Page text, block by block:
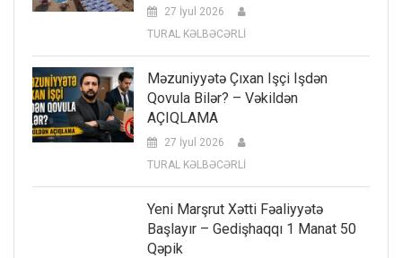
27 İyul 2026
TURAL KƏLBƏCƏRLİ
Məzuniyyətə Çıxan Işçi Işdən
Qovula Bilər? – Vəkildən
AÇIQLAMA
27 İyul 2026
TURAL KƏLBƏCƏRLİ
Yeni Marşrut Xətti Fəaliyyətə
Başlayır – Gedişhaqqı 1 Manat 50
Qəpik